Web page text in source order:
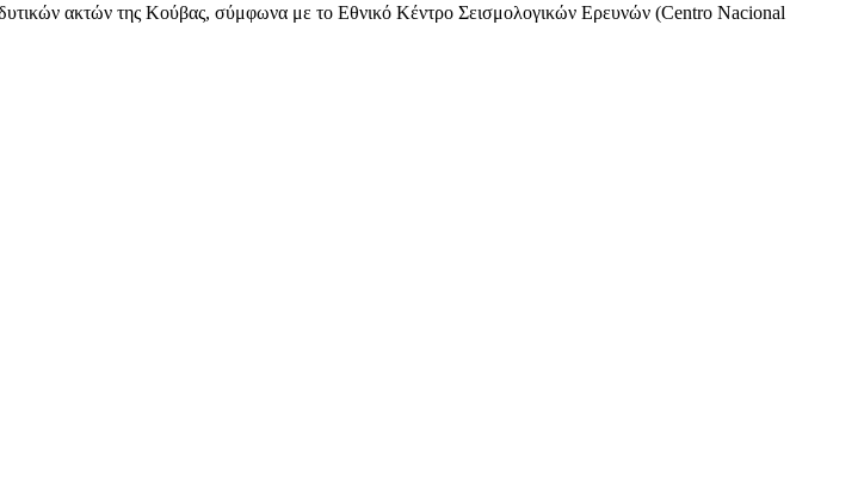
ακτών της Κούβας, σύμφωνα με το Εθνικό Κέντρο Σεισμολογικών Ερευνών (Centro Nacional